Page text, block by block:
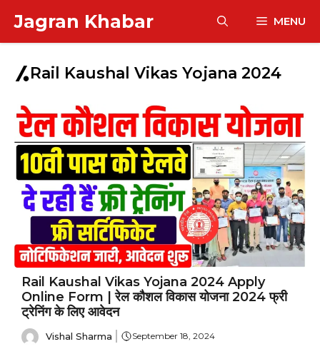
content
Jagran Khabar MENU
Rail Kaushal Vikas Yojana 2024
Rail Kaushal Vikas Yojana 2024 Apply
Online Form | रेल कौशल विकास योजना 2024 फ्री
ट्रेनिंग के लिए आवेदन
Vishal Sharma September 18, 2024